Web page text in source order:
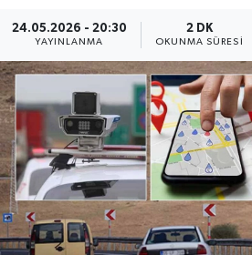
24.05.2026 - 20:30
YAYINLANMA
2 DK
OKUNMA SÜRESI
Cide Haberleri
Daday Haberleri
Devrekani Haberleri
Doğanyurt Haberleri
Hanönü Haberleri